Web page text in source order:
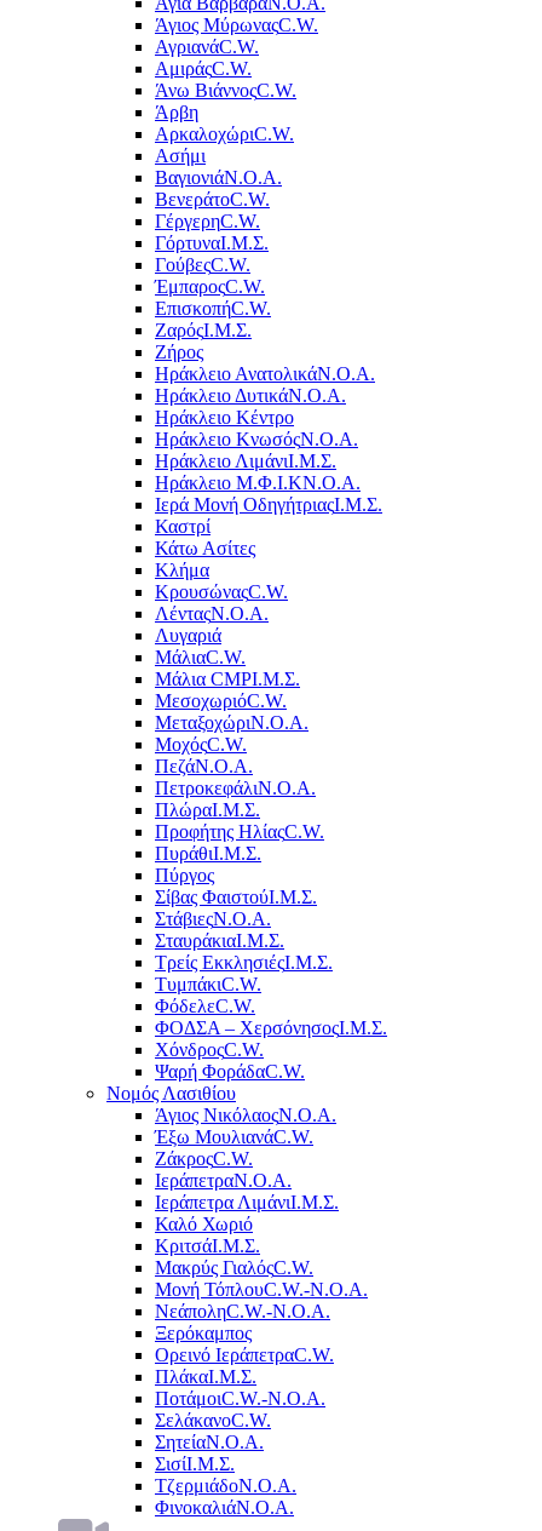
Άγιος ΜύρωναςC.W.
ΑγριανάC.W.
ΑμιράςC.W.
Άνω ΒιάννοςC.W.
Άρβη
ΑρκαλοχώριC.W.
Ασήμι
ΒαγιονιάΝ.Ο.Α.
ΒενεράτοC.W.
ΓέργερηC.W.
ΓόρτυναΙ.Μ.Σ.
ΓούβεςC.W.
ΈμπαροςC.W.
ΕπισκοπήC.W.
ΖαρόςΙ.Μ.Σ.
Ζήρος
Ηράκλειο ΑνατολικάΝ.Ο.Α.
Ηράκλειο ΔυτικάΝ.Ο.Α.
Ηράκλειο Κέντρο
Ηράκλειο ΚνωσόςΝ.Ο.Α.
Ηράκλειο ΛιμάνιΙ.Μ.Σ.
Ηράκλειο Μ.Φ.Ι.ΚΝ.Ο.Α.
Ιερά Μονή ΟδηγήτριαςΙ.Μ.Σ.
Καστρί
Κάτω Ασίτες
Κλήμα
ΚρουσώναςC.W.
ΛένταςΝ.Ο.Α.
Λυγαριά
ΜάλιαC.W.
Μάλια CMPΙ.Μ.Σ.
ΜεσοχωριόC.W.
ΜεταξοχώριΝ.Ο.Α.
ΜοχόςC.W.
ΠεζάΝ.Ο.Α.
ΠετροκεφάλιΝ.Ο.Α.
ΠλώραΙ.Μ.Σ.
Προφήτης ΗλίαςC.W.
ΠυράθιΙ.Μ.Σ.
Πύργος
Σίβας ΦαιστούΙ.Μ.Σ.
ΣτάβιεςΝ.Ο.Α.
ΣταυράκιαΙ.Μ.Σ.
Τρείς ΕκκλησιέςΙ.Μ.Σ.
ΤυμπάκιC.W.
ΦόδελεC.W.
ΦΟΔΣΑ – ΧερσόνησοςΙ.Μ.Σ.
ΧόνδροςC.W.
Ψαρή ΦοράδαC.W.
Νομός Λασιθίου
Άγιος ΝικόλαοςΝ.Ο.Α.
Έξω ΜουλιανάC.W.
ΖάκροςC.W.
ΙεράπετραΝ.Ο.Α.
Ιεράπετρα ΛιμάνιΙ.Μ.Σ.
Καλό Χωριό
ΚριτσάΙ.Μ.Σ.
Μακρύς ΓιαλόςC.W.
Μονή ΤόπλουC.W.-Ν.Ο.Α.
ΝεάποληC.W.-Ν.Ο.Α.
Ξερόκαμπος
Ορεινό ΙεράπετραC.W.
ΠλάκαΙ.Μ.Σ.
ΠοτάμοιC.W.-Ν.Ο.Α.
ΣελάκανοC.W.
ΣητείαΝ.Ο.Α.
ΣισίΙ.Μ.Σ.
ΤζερμιάδοΝ.Ο.Α.
ΦινοκαλιάΝ.Ο.Α.